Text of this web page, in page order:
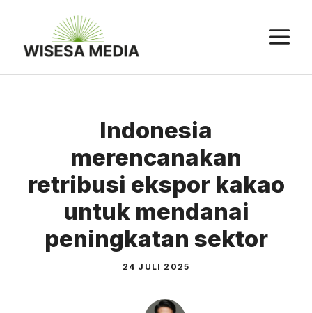
Indonesia
merencanakan
retribusi ekspor kakao
untuk mendanai
peningkatan sektor
24 JULI 2025